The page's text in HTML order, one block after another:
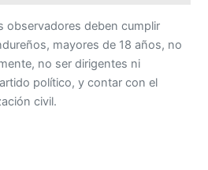
observadores deben cumplir
mayores de 18 años, no
no ser dirigentes ni
político, y contar con el
civil.